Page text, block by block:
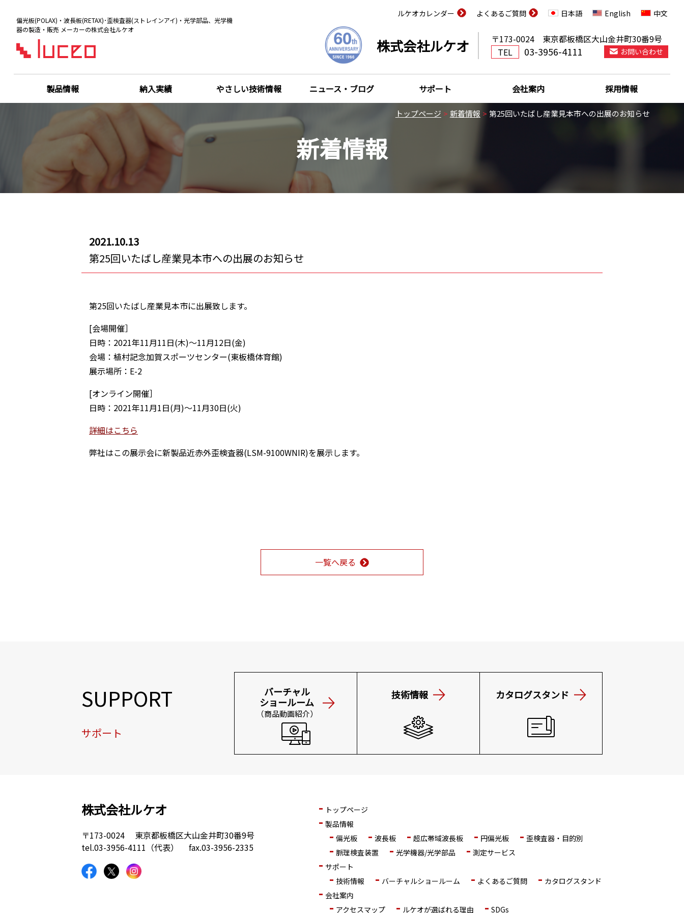
偏光板(POLAX)・波長板(RETAX)･歪検査器(ストレインアイ)・光学部品、光学機
器の製造・販売 メーカーの株式会社ルケオ
ルケオカレンダー よくあるご質問 日本語 English 中文
株式会社ルケオ
〒173-0024 東京都板橋区大山金井町30番9号
TEL
03-3956-4111 お問い合わせ
製品情報 納入実績 やさしい技術情報 ニュース・ブログ サポート 会社案内 採用情報
トップページ 新着情報 第25回いたばし産業見本市への出展のお知らせ
新着情報
2021.10.13
第25回いたばし産業見本市への出展のお知らせ
第25回いたばし産業見本市に出展致します。
[会場開催］
日時：2021年11月11日(木)～11月12日(金)
会場：植村記念加賀スポーツセンター(東板橋体育館)
展示場所：E-2
[オンライン開催］
日時：2021年11月1日(月)～11月30日(火)
詳細はこちら
弊社はこの展示会に新製品近赤外歪検査器(LSM-9100WNIR)を展示します。
一覧へ戻る
SUPPORT
サポート
バーチャル
ショールーム
（商品動画紹介）
技術情報 カタログスタンド
株式会社ルケオ
〒173-0024
東京都板橋区大山金井町30番9号
tel.03-3956-4111（代表） fax.03-3956-2335
トップページ
製品情報
偏光板
波長板 超広帯域波長板 円偏光板
歪検査器・目的別
脈理検査装置
光学機器/光学部品
測定サービス
サポート
技術情報
バーチャルショールーム よくあるご質問
カタログスタンド
会社案内
アクセスマップ
ルケオが選ばれる理由 SDGs